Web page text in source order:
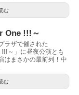
む
One !!!～
ラザで催された
!!!～」に昼夜公演とも
はまさかの最前列！中
む